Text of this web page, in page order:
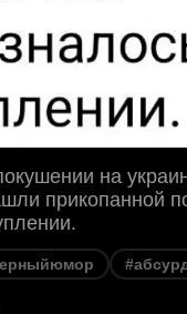
на
прикопанной